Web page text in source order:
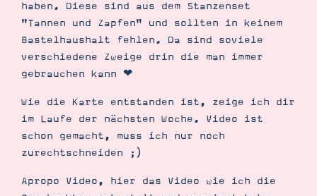
haben. Diese sind aus dem Stanzenset
"Tannen und Zapfen" und sollten in keinem
Bastelhaushalt fehlen. Da sind soviele
verschiedene Zweige drin die man immer
gebrauchen kann ❤︎
Wie die Karte entstanden ist, zeige ich dir
im Laufe der nächsten Woche. Video ist
schon gemacht, muss ich nur noch
zurechtschneiden ;)
Apropo Video, hier das Video wie ich die